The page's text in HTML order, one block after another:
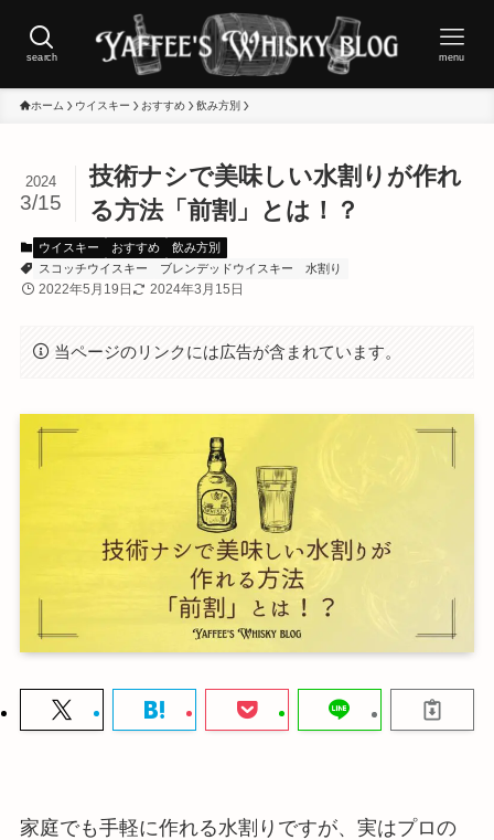
search menu
ホーム ウイスキー おすすめ 飲み方別
技術ナシで美味しい水割りが作れ
る方法「前割」とは！？
2024
3/15
ウイスキー おすすめ
飲み方別
スコッチウイスキー
ブレンデッドウイスキー 水割り
2022年5月19日 2024年3月15日
当ページのリンクには広告が含まれています。
家庭でも手軽に作れる水割りですが、実はプロの